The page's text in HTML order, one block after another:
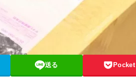
送る Pocket